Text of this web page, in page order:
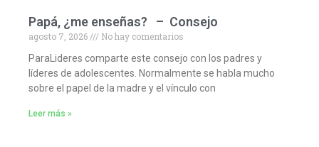
Papá, ¿me enseñas? – Consejo
agosto 7, 2026
No hay comentarios
ParaLideres comparte este consejo con los padres y
líderes de adolescentes. Normalmente se habla mucho
sobre el papel de la madre y el vínculo con
Leer más »